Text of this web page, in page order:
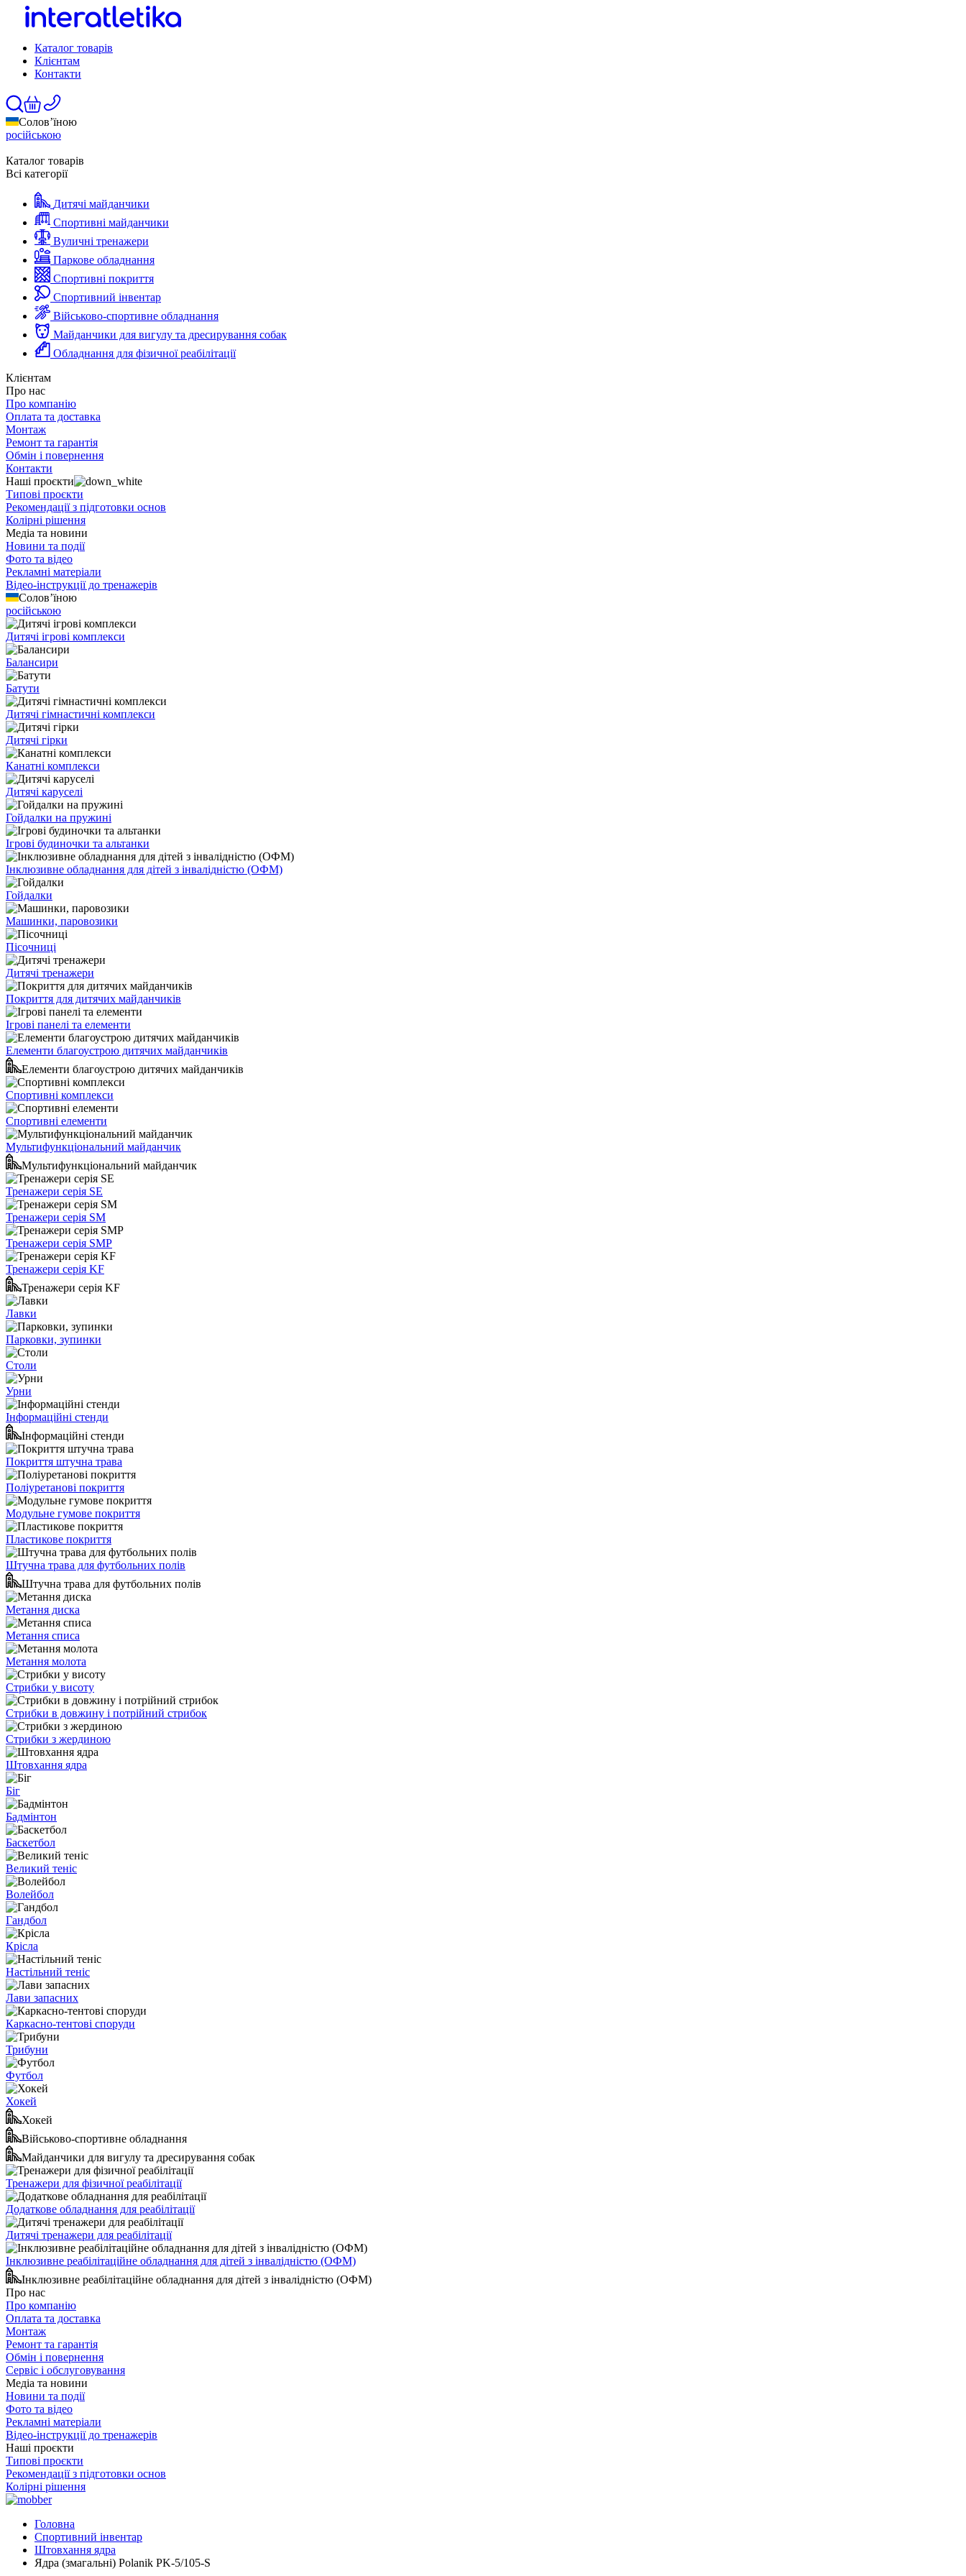
Каталог товарів
Клієнтам
Контакти
Солов’їною
російською
Каталог товарів
Всі категорії
Дитячі майданчики
Спортивні майданчики
Вуличні тренажери
Паркове обладнання
Спортивні покриття
Спортивний інвентар
Військово-спортивне обладнання
Майданчики для вигулу та дресирування собак
Обладнання для фізичної реабілітації
Клієнтам
Про нас
Про компанію
Оплата та доставка
Монтаж
Ремонт та гарантія
Обмін і повернення
Контакти
Наші проєкти
Типові проєкти
Рекомендації з підготовки основ
Колірні рішення
Медіа та новини
Новини та події
Фото та відео
Рекламні матеріали
Відео-інструкції до тренажерів
Солов’їною
російською
Дитячі ігрові комплекси
Балансири
Батути
Дитячі гімнастичні комплекси
Дитячі гірки
Канатні комплекси
Дитячі каруселі
Гойдалки на пружині
Ігрові будиночки та альтанки
Інклюзивне обладнання для дітей з інвалідністю (ОФМ)
Гойдалки
Машинки, паровозики
Пісочниці
Дитячі тренажери
Покриття для дитячих майданчиків
Ігрові панелі та елементи
Елементи благоустрою дитячих майданчиків
Елементи благоустрою дитячих майданчиків
Спортивні комплекси
Спортивні елементи
Мультифункціональний майданчик
Мультифункціональний майданчик
Тренажери серія SE
Тренажери серія SM
Тренажери серія SMP
Тренажери серія KF
Тренажери серія KF
Лавки
Парковки, зупинки
Столи
Урни
Інформаційні стенди
Інформаційні стенди
Покриття штучна трава
Поліуретанові покриття
Модульне гумове покриття
Пластикове покриття
Штучна трава для футбольних полів
Штучна трава для футбольних полів
Метання диска
Метання списа
Метання молота
Стрибки у висоту
Стрибки в довжину і потрійний стрибок
Стрибки з жердиною
Штовхання ядра
Біг
Бадмінтон
Баскетбол
Великий теніс
Волейбол
Гандбол
Крісла
Настільний теніс
Лави запасних
Каркасно-тентові споруди
Трибуни
Футбол
Хокей
Хокей
Військово-спортивне обладнання
Майданчики для вигулу та дресирування собак
Тренажери для фізичної реабілітації
Додаткове обладнання для реабілітації
Дитячі тренажери для реабілітації
Інклюзивне реабілітаційне обладнання для дітей з інвалідністю (ОФМ)
Інклюзивне реабілітаційне обладнання для дітей з інвалідністю (ОФМ)
Про нас
Про компанію
Оплата та доставка
Монтаж
Ремонт та гарантія
Обмін і повернення
Сервіс і обслуговування
Медіа та новини
Новини та події
Фото та відео
Рекламні матеріали
Відео-інструкції до тренажерів
Наші проєкти
Типові проєкти
Рекомендації з підготовки основ
Колірні рішення
Головна
Спортивний інвентар
Штовхання ядра
Ядра (змагальні) Polanik PK-5/105-S